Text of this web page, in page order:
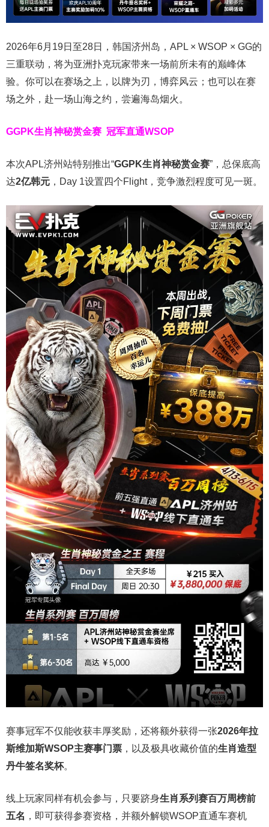
2026年6月19日至28日，韩国济州岛，APL × WSOP × GG的
三重联动，将为亚洲扑克玩家带来一场前所未有的巅峰体
验。 你可以在赛场之上，以牌为刃，博弈风云；也可以在赛
场之外，赴一场山海之约，尝遍海岛烟火。
GGPK生肖神秘赏金赛 冠军直通WSOP
本次APL济州站特别推出“GGPK生肖神秘赏金赛”，总保底高
达2亿韩元 ，Day 1设置四个Flight，竞争激烈程度可见一斑。
赛事冠军不仅能收获丰厚奖励，还将额外获得一张2026年拉
斯维加斯WSOP主赛事门票 ，以及极具收藏价值的生肖造型
丹牛签名奖杯。
线上玩家同样有机会参与，只要跻身生肖系列赛百万周榜前
五名 ，即可获得参赛资格，并额外解锁WSOP直通车赛机